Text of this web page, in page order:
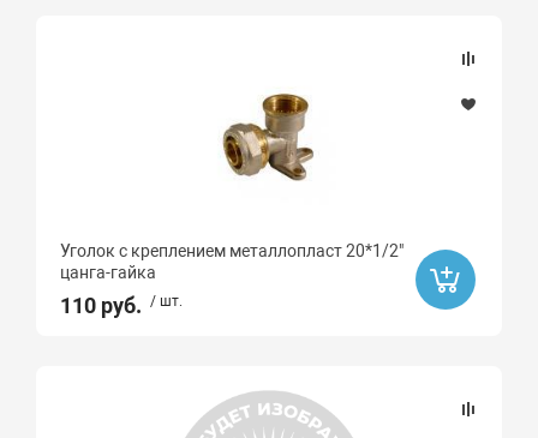
Уголок с креплением металлопласт 20*1/2"
цанга-гайка
110 руб. / шт.